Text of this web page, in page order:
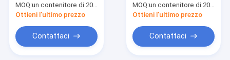
Contattici
Notizie
Richieda una citazione
GKBM JR-W17019 di
anti impatto
MOQ:un contenitore di 20FT, o 2500 metri quadri;
Ottieni l'ultimo prezzo
Contattaci
fonoassorbente
resistente UV JR-
MOQ:un contenitore di 20FT, o 2500 metri quadri;
Ottieni l'ultimo prezzo
Contattaci